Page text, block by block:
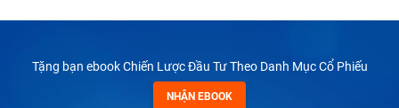
Tặng bạn ebook Chiến Lược Đầu Tư Theo Danh Mục Cổ Phiếu
NHẬN EBOOK